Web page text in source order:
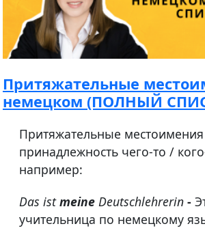
Притяжательные
немецком (ПОЛНЫЙ
Притяжательные
принадлежность чего-то /
например:
Das istmeine Deutschlehrerin -
учительница по немецкому